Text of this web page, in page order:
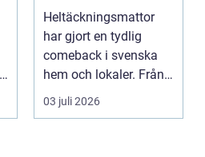
för hem och
kontor
Heltäckningsmattor
har gjort en tydlig
comeback i svenska
hem och lokaler. Från
att ha varit starkt ...
03 juli 2026